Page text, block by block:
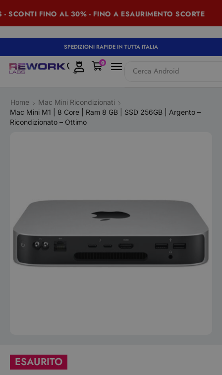
SCONTI FINO AL 30% - FINO A ESAURIMENTO SCORTE
SPEDIZIONI RAPIDE IN TUTTA ITALIA
Cerca Android
0
Home
Mac Mini Ricondizionati
Mac Mini M1 | 8 Core | Ram 8 GB | SSD 256GB | Argento –
Ricondizionato – Ottimo
ESAURITO